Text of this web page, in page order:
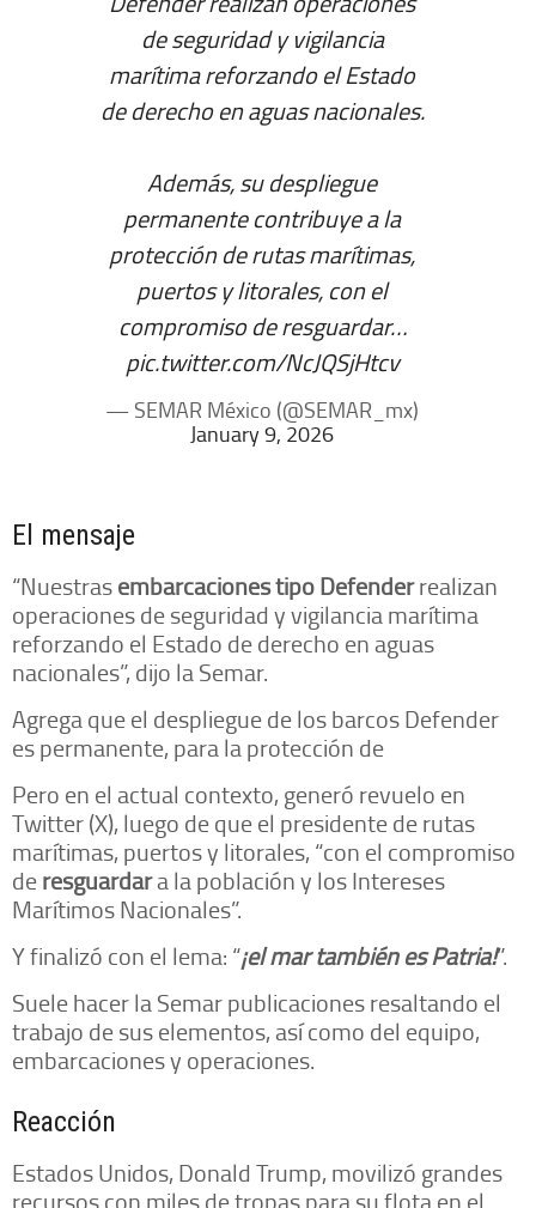
de seguridad y vigilancia
marítima reforzando el Estado
de derecho en aguas nacionales.
Además, su despliegue
permanente contribuye a la
protección de rutas marítimas,
puertos y litorales, con el
compromiso de resguardar…
pic.twitter.com/NcJQSjHtcv
— SEMAR México (@SEMAR_mx)
January 9, 2026
El mensaje
“Nuestrasembarcaciones tipo Defenderrealizan
operaciones de seguridad y vigilancia marítima
reforzando el Estado de derecho en aguas
nacionales”, dijo la Semar.
Agrega que el despliegue de los barcos Defender
es permanente, para la protección de
Pero en el actual contexto, generó revuelo en
Twitter (X), luego de que el presidente de rutas
marítimas, puertos y litorales, “con el compromiso
deresguardara la población y los Intereses
Marítimos Nacionales”.
Y finalizó con el lema: “¡el mar también es Patria!”.
Suele hacer la Semar publicaciones resaltando el
trabajo de sus elementos, así como del equipo,
embarcaciones y operaciones.
Reacción
Estados Unidos, Donald Trump, movilizó grandes
recursos con miles de tropas para su flota en el